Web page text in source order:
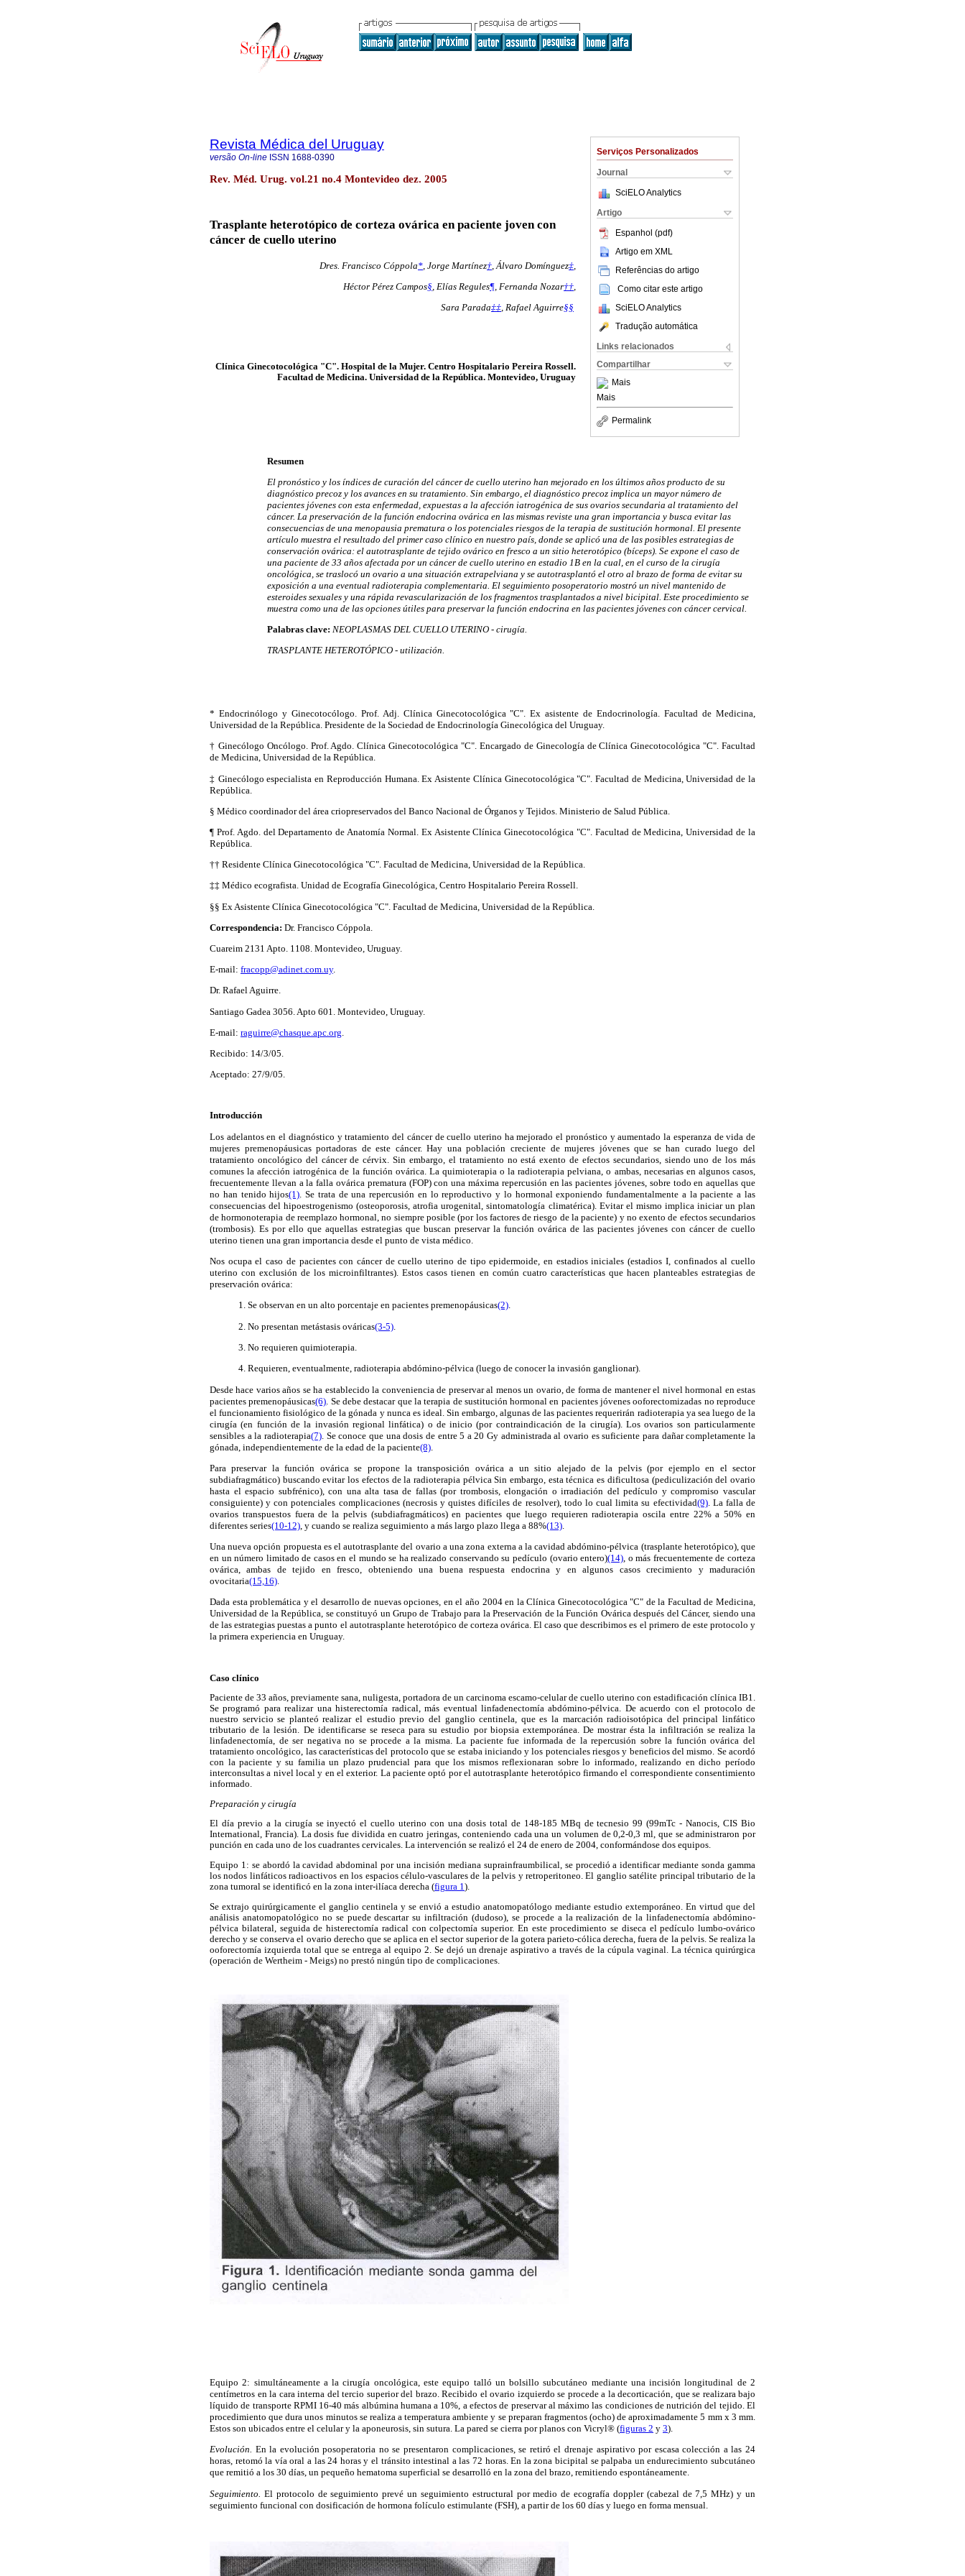
Serviços Personalizados
Journal
SciELO Analytics
Artigo
Espanhol (pdf)
Artigo em XML
Referências do artigo
Como citar este artigo
SciELO Analytics
Tradução automática
Links relacionados
Compartilhar
Mais
Mais
Permalink
Revista Médica del Uruguay
versão On-line ISSN 1688-0390
Rev. Méd. Urug. vol.21 no.4 Montevideo dez. 2005
Trasplante heterotópico de corteza ovárica en paciente joven con
cáncer de cuello uterino
Dres. Francisco Cóppola* , Jorge Martínez† , Álvaro Domínguez‡
Héctor Pérez Campos§, Elías Regules¶, Fernanda Nozar††,
Sara Parada‡‡, Rafael Aguirre§§
Clínica Ginecotocológica "C". Hospital de la Mujer. Centro Hospitalario Pereira Rossell.
Facultad de Medicina. Universidad de la República. Montevideo, Uruguay
Resumen
El pronóstico y los índices de curación del cáncer de cuello uterino han mejorado en los últimos años producto de su
diagnóstico precoz y los avances en su tratamiento. Sin embargo, el diagnóstico precoz implica un mayor número de
pacientes jóvenes con esta enfermedad, expuestas a la afección iatrogénica de sus ovarios secundaria al tratamiento del
cáncer. La preservación de la función endocrina ovárica en las mismas reviste una gran importancia y busca evitar las
consecuencias de una menopausia prematura o los potenciales riesgos de la terapia de sustitución hormonal. El presente
artículo muestra el resultado del primer caso clínico en nuestro país, donde se aplicó una de las posibles estrategias de
conservación ovárica: el autotrasplante de tejido ovárico en fresco a un sitio heterotópico (bíceps). Se expone el caso de
una paciente de 33 años afectada por un cáncer de cuello uterino en estadio 1B en la cual, en el curso de la cirugía
oncológica, se traslocó un ovario a una situación extrapelviana y se autotrasplantó el otro al brazo de forma de evitar su
exposición a una eventual radioterapia complementaria. El seguimiento posoperatorio mostró un nivel mantenido de
esteroides sexuales y una rápida revascularización de los fragmentos trasplantados a nivel bicipital. Este procedimiento se
muestra como una de las opciones útiles para preservar la función endocrina en las pacientes jóvenes con cáncer cervical.
Palabras clave: NEOPLASMAS DEL CUELLO UTERINO - cirugía.
TRASPLANTE HETEROTÓPICO - utilización.
* Endocrinólogo y Ginecotocólogo. Prof. Adj. Clínica Ginecotocológica "C". Ex asistente de Endocrinología. Facultad de Medicina,
Universidad de la República. Presidente de la Sociedad de Endocrinología Ginecológica del Uruguay.
† Ginecólogo Oncólogo. Prof. Agdo. Clínica Ginecotocológica "C". Encargado de Ginecología de Clínica Ginecotocológica "C". Facultad
de Medicina, Universidad de la República.
‡ Ginecólogo especialista en Reproducción Humana. Ex Asistente Clínica Ginecotocológica "C". Facultad de Medicina, Universidad de la
República.
§ Médico coordinador del área criopreservados del Banco Nacional de Órganos y Tejidos. Ministerio de Salud Pública.
¶ Prof. Agdo. del Departamento de Anatomía Normal. Ex Asistente Clínica Ginecotocológica "C". Facultad de Medicina, Universidad de la
República.
†† Residente Clínica Ginecotocológica "C". Facultad de Medicina, Universidad de la República.
‡‡ Médico ecografista. Unidad de Ecografía Ginecológica, Centro Hospitalario Pereira Rossell.
§§ Ex Asistente Clínica Ginecotocológica "C". Facultad de Medicina, Universidad de la República.
Correspondencia: Dr. Francisco Cóppola.
Cuareim 2131 Apto. 1108. Montevideo, Uruguay.
E-mail: fracopp@adinet.com.uy.
Dr. Rafael Aguirre.
Santiago Gadea 3056. Apto 601. Montevideo, Uruguay.
E-mail: raguirre@chasque.apc.org
Recibido: 14/3/05.
Aceptado: 27/9/05.
Introducción
Los adelantos en el diagnóstico y tratamiento del cáncer de cuello uterino ha mejorado el pronóstico y aumentado la esperanza de vida de
mujeres premenopáusicas portadoras de este cáncer. Hay una población creciente de mujeres jóvenes que se han curado luego del
tratamiento oncológico del cáncer de cérvix. Sin embargo, el tratamiento no está exento de efectos secundarios, siendo uno de los más
comunes la afección iatrogénica de la función ovárica. La quimioterapia o la radioterapia pelviana, o ambas, necesarias en algunos casos,
frecuentemente llevan a la falla ovárica prematura (FOP) con una máxima repercusión en las pacientes jóvenes, sobre todo en aquellas que
no han tenido hijos(1) . Se trata de una repercusión en lo reproductivo y lo hormonal exponiendo fundamentalmente a la paciente a las
consecuencias del hipoestrogenismo (osteoporosis, atrofia urogenital, sintomatología climatérica). Evitar el mismo implica iniciar un plan
de hormonoterapia de reemplazo hormonal, no siempre posible (por los factores de riesgo de la paciente) y no exento de efectos secundarios
(trombosis). Es por ello que aquellas estrategias que buscan preservar la función ovárica de las pacientes jóvenes con cáncer de cuello
uterino tienen una gran importancia desde el punto de vista médico.
Nos ocupa el caso de pacientes con cáncer de cuello uterino de tipo epidermoide, en estadios iniciales (estadios I, confinados al cuello
uterino con exclusión de los microinfiltrantes). Estos casos tienen en común cuatro características que hacen planteables estrategias de
preservación ovárica:
1. Se observan en un alto porcentaje en pacientes premenopáusicas(2).
2. No presentan metástasis ováricas(3-5)
3. No requieren quimioterapia.
4. Requieren, eventualmente, radioterapia abdómino-pélvica (luego de conocer la invasión ganglionar).
Desde hace varios años se ha establecido la conveniencia de preservar al menos un ovario, de forma de mantener el nivel hormonal en estas
pacientes premenopáusicas(6) . Se debe destacar que la terapia de sustitución hormonal en pacientes jóvenes ooforectomizadas no reproduce
el funcionamiento fisiológico de la gónada y nunca es ideal. Sin embargo, algunas de las pacientes requerirán radioterapia ya sea luego de la
cirugía (en función de la invasión regional linfática) o de inicio (por contraindicación de la cirugía). Los ovarios son particularmente
sensibles a la radioterapia(7). Se conoce que una dosis de entre 5 a 20 Gy administrada al ovario es suficiente para dañar completamente la
gónada, independientemente de la edad de la paciente(8)
Para preservar la función ovárica se propone la transposición ovárica a un sitio alejado de la pelvis (por ejemplo en el sector
subdiafragmático) buscando evitar los efectos de la radioterapia pélvica Sin embargo, esta técnica es dificultosa (pediculización del ovario
hasta el espacio subfrénico), con una alta tasa de fallas (por trombosis, elongación o irradiación del pedículo y compromiso vascular
consiguiente) y con potenciales complicaciones (necrosis y quistes difíciles de resolver), todo lo cual limita su efectividad(9). La falla de
ovarios transpuestos fuera de la pelvis (subdiafragmáticos) en pacientes que luego requieren radioterapia oscila entre 22% a 50% en
diferentes series(10-12) , y cuando se realiza seguimiento a más largo plazo llega a 88%(13)
Una nueva opción propuesta es el autotrasplante del ovario a una zona externa a la cavidad abdómino-pélvica (trasplante heterotópico), que
en un número limitado de casos en el mundo se ha realizado conservando su pedículo (ovario entero)(14) , o más frecuentemente de corteza
ovárica, ambas de tejido en fresco, obteniendo una buena respuesta endocrina y en algunos casos crecimiento y maduración
ovocitaria(15,16)
Dada esta problemática y el desarrollo de nuevas opciones, en el año 2004 en la Clínica Ginecotocológica "C" de la Facultad de Medicina,
Universidad de la República, se constituyó un Grupo de Trabajo para la Preservación de la Función Ovárica después del Cáncer, siendo una
de las estrategias puestas a punto el autotrasplante heterotópico de corteza ovárica. El caso que describimos es el primero de este protocolo y
la primera experiencia en Uruguay.
Caso clínico
Paciente de 33 años, previamente sana, nuligesta, portadora de un carcinoma escamo-celular de cuello uterino con estadificación clínica IB1.
Se programó para realizar una histerectomía radical, más eventual linfadenectomía abdómino-pélvica. De acuerdo con el protocolo de
nuestro servicio se planteó realizar el estudio previo del ganglio centinela, que es la marcación radioisotópica del principal linfático
tributario de la lesión. De identificarse se reseca para su estudio por biopsia extemporánea. De mostrar ésta la infiltración se realiza la
linfadenectomía, de ser negativa no se procede a la misma. La paciente fue informada de la repercusión sobre la función ovárica del
tratamiento oncológico, las características del protocolo que se estaba iniciando y los potenciales riesgos y beneficios del mismo. Se acordó
con la paciente y su familia un plazo prudencial para que los mismos reflexionaran sobre lo informado, realizando en dicho período
interconsultas a nivel local y en el exterior. La paciente optó por el autotrasplante heterotópico firmando el correspondiente consentimiento
informado.
Preparación y cirugía
El día previo a la cirugía se inyectó el cuello uterino con una dosis total de 148-185 MBq de tecnesio 99 (99mTc - Nanocis, CIS Bio
International, Francia). La dosis fue dividida en cuatro jeringas, conteniendo cada una un volumen de 0,2-0,3 ml, que se administraron por
punción en cada uno de los cuadrantes cervicales. La intervención se realizó el 24 de enero de 2004, conformándose dos equipos.
Equipo 1: se abordó la cavidad abdominal por una incisión mediana suprainfraumbilical, se procedió a identificar mediante sonda gamma
los nodos linfáticos radioactivos en los espacios célulo-vasculares de la pelvis y retroperitoneo. El ganglio satélite principal tributario de la
zona tumoral se identificó en la zona inter-ilíaca derecha (figura 1).
Se extrajo quirúrgicamente el ganglio centinela y se envió a estudio anatomopatólogo mediante estudio extemporáneo. En virtud que del
análisis anatomopatológico no se puede descartar su infiltración (dudoso), se procede a la realización de la linfadenectomía abdómino-
pélvica bilateral, seguida de histerectomía radical con colpectomía superior. En este procedimiento se diseca el pedículo lumbo-ovárico
derecho y se conserva el ovario derecho que se aplica en el sector superior de la gotera parieto-cólica derecha, fuera de la pelvis. Se realiza la
ooforectomía izquierda total que se entrega al equipo 2. Se dejó un drenaje aspirativo a través de la cúpula vaginal. La técnica quirúrgica
(operación de Wertheim - Meigs) no prestó ningún tipo de complicaciones.
Equipo 2: simultáneamente a la cirugía oncológica, este equipo talló un bolsillo subcutáneo mediante una incisión longitudinal de 2
centímetros en la cara interna del tercio superior del brazo. Recibido el ovario izquierdo se procede a la decorticación, que se realizara bajo
líquido de transporte RPMI 16-40 más albúmina humana a 10%, a efectos de preservar al máximo las condiciones de nutrición del tejido. El
procedimiento que dura unos minutos se realiza a temperatura ambiente y se preparan fragmentos (ocho) de aproximadamente 5 mm x 3 mm.
Estos son ubicados entre el celular y la aponeurosis, sin sutura. La pared se cierra por planos con Vicryl® (figuras 2 y 3).
Evolución. En la evolución posoperatoria no se presentaron complicaciones, se retiró el drenaje aspirativo por escasa colección a las 24
horas, retomó la vía oral a las 24 horas y el tránsito intestinal a las 72 horas. En la zona bicipital se palpaba un endurecimiento subcutáneo
que remitió a los 30 días, un pequeño hematoma superficial se desarrolló en la zona del brazo, remitiendo espontáneamente.
Seguimiento. El protocolo de seguimiento prevé un seguimiento estructural por medio de ecografía doppler (cabezal de 7,5 MHz) y un
seguimiento funcional con dosificación de hormona folículo estimulante (FSH), a partir de los 60 días y luego en forma mensual.